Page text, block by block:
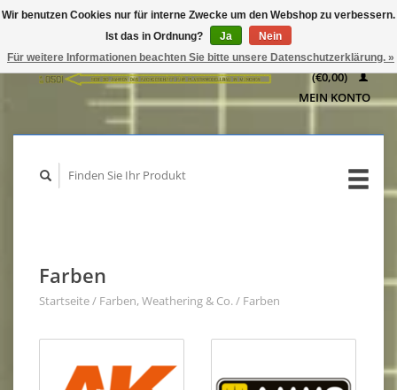
WARENKORB
(€0,00)
MEIN KONTO
Farben
Startseite/ Farben, Weathering & Co./ Farben
Wir benutzen Cookies nur für interne Zwecke um den Webshop zu verbessern.
Ist das in Ordnung?
Ja
Nein
Für weitere Informationen beachten Sie bitte unsere Datenschutzerklärung. »